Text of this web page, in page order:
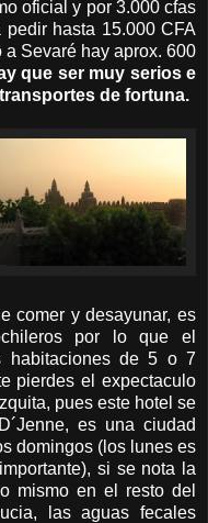
oficial y por 3.000 cfas
hasta 15.000 CFA
Sevaré hay aprox. 600
que ser muy serios e
de fortuna.
comer y desayunar, es
por lo que el
habitaciones de 5 o 7
pierdes el expectaculo
pues este hotel se
es una ciudad
domingos (los lunes es
si se nota la
mismo en el resto del
las aguas fecales